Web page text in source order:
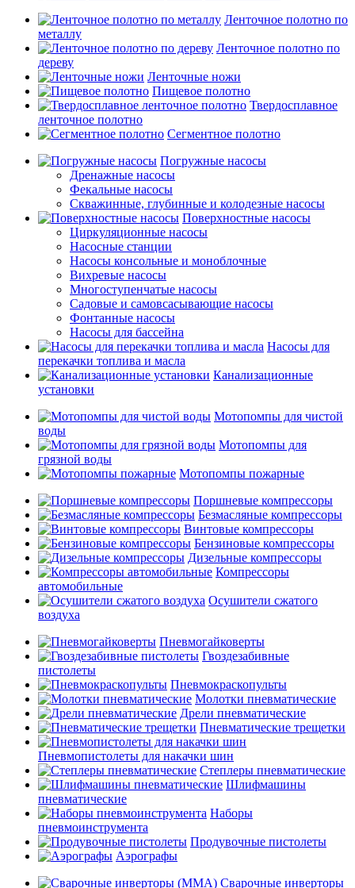
Ленточное полотно по
металлу
Ленточное полотно по
дереву
Ленточные ножи
Пищевое полотно
Твердосплавное
ленточное полотно
Сегментное полотно
Погружные насосы
Дренажные насосы
Фекальные насосы
Скважинные, глубинные и колодезные насосы
Поверхностные насосы
Циркуляционные насосы
Насосные станции
Насосы консольные и моноблочные
Вихревые насосы
Многоступенчатые насосы
Садовые и самовсасывающие насосы
Фонтанные насосы
Насосы для бассейна
Насосы для
перекачки топлива и масла
Канализационные
установки
Мотопомпы для чистой
воды
Мотопомпы для
грязной воды
Мотопомпы пожарные
Поршневые компрессоры
Безмасляные компрессоры
Винтовые компрессоры
Бензиновые компрессоры
Дизельные компрессоры
Компрессоры
автомобильные
Осушители сжатого
воздуха
Пневмогайковерты
Гвоздезабивные
пистолеты
Пневмокраскопульты
Молотки пневматические
Дрели пневматические
Пневматические трещетки
Пневмопистолеты для накачки шин
Степлеры пневматические
Шлифмашины
пневматические
Наборы
пневмоинструмента
Продувочные пистолеты
Аэрографы
Сварочные инверторы